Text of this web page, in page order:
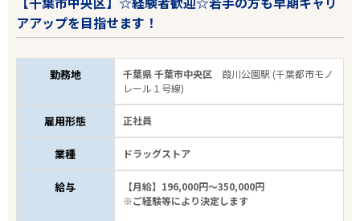
千葉市中央区
アアップを目指せます！
勤務地 千葉県 千葉市中央区葭川公園駅 (千葉都市モノ
レール１号線)
雇用形態 正社員
業種 ドラッグストア
給与
【月給】196,000円～350,000円
※ご経験等により決定します